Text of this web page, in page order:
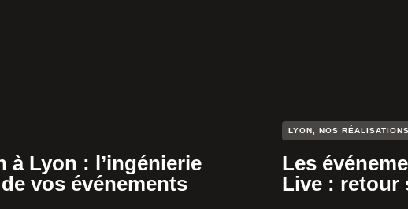
à Lyon : l’ingénierie
vos événements
LYON NOS
Les
Live : retour